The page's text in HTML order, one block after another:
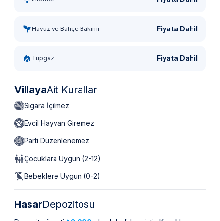
Havuz ve Bahçe Bakımı Fiyata Dahil
Tüpgaz Fiyata Dahil
VillayaAit Kurallar
Sigara İçilmez
Evcil Hayvan Giremez
Parti Düzenlenemez
Çocuklara Uygun (2-12)
Bebeklere Uygun (0-2)
HasarDepozitosu